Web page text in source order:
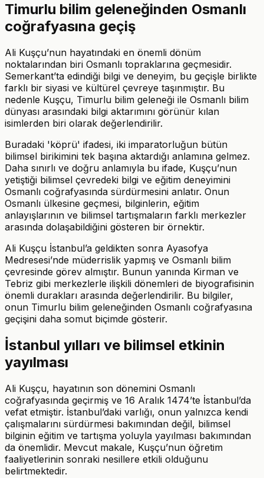
Timurlu bilim geleneğinden Osmanlı
coğrafyasına geçiş
Ali Kuşçu’nun hayatındaki en önemli dönüm
noktalarından biri Osmanlı topraklarına geçmesidir.
Semerkant’ta edindiği bilgi ve deneyim, bu geçişle birlikte
farklı bir siyasi ve kültürel çevreye taşınmıştır. Bu
nedenle Kuşçu, Timurlu bilim geleneği ile Osmanlı bilim
dünyası arasındaki bilgi aktarımını görünür kılan
isimlerden biri olarak değerlendirilir.
Buradaki 'köprü' ifadesi, iki imparatorluğun bütün
bilimsel birikimini tek başına aktardığı anlamına gelmez.
Daha sınırlı ve doğru anlamıyla bu ifade, Kuşçu’nun
yetiştiği bilimsel çevredeki bilgi ve eğitim deneyimini
Osmanlı coğrafyasında sürdürmesini anlatır. Onun
Osmanlı ülkesine geçmesi, bilginlerin, eğitim
anlayışlarının ve bilimsel tartışmaların farklı merkezler
arasında dolaşabildiğini gösteren bir örnektir.
Ali Kuşçu İstanbul’a geldikten sonra Ayasofya
Medresesi’nde müderrislik yapmış ve Osmanlı bilim
çevresinde görev almıştır. Bunun yanında Kirman ve
Tebriz gibi merkezlerle ilişkili dönemleri de biyografisinin
önemli durakları arasında değerlendirilir. Bu bilgiler,
onun Timurlu bilim geleneğinden Osmanlı coğrafyasına
geçişini daha somut biçimde gösterir.
İstanbul yılları ve bilimsel etkinin
yayılması
Ali Kuşçu, hayatının son dönemini Osmanlı
coğrafyasında geçirmiş ve 16 Aralık 1474’te İstanbul’da
vefat etmiştir. İstanbul’daki varlığı, onun yalnızca kendi
çalışmalarını sürdürmesi bakımından değil, bilimsel
bilginin eğitim ve tartışma yoluyla yayılması bakımından
da önemlidir. Mevcut makale, Kuşçu’nun öğretim
faaliyetlerinin sonraki nesillere etkili olduğunu
belirtmektedir.